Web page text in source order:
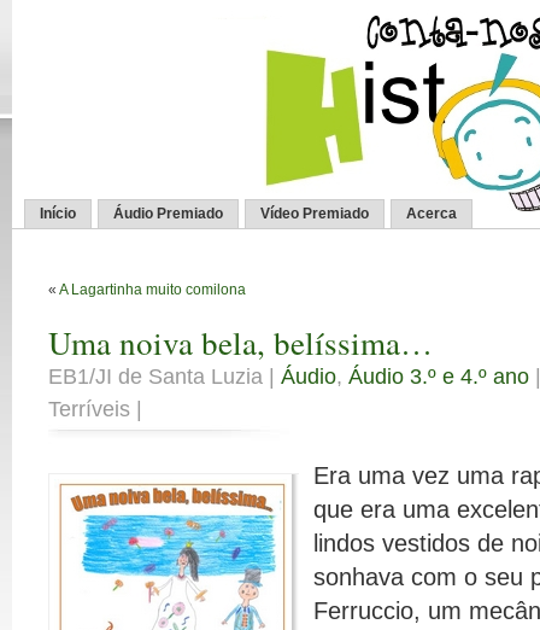
Início Áudio Premiado Vídeo Premiado Acerca
« A Lagartinha muito comilona
Uma noiva bela, belíssima…
EB1/JI de Santa Luzia | Áudio, Áudio 3.º e 4.º ano
Terríveis |
Era uma vez uma
que era uma
lindos vestidos de
sonhava com o seu
Ferruccio, um